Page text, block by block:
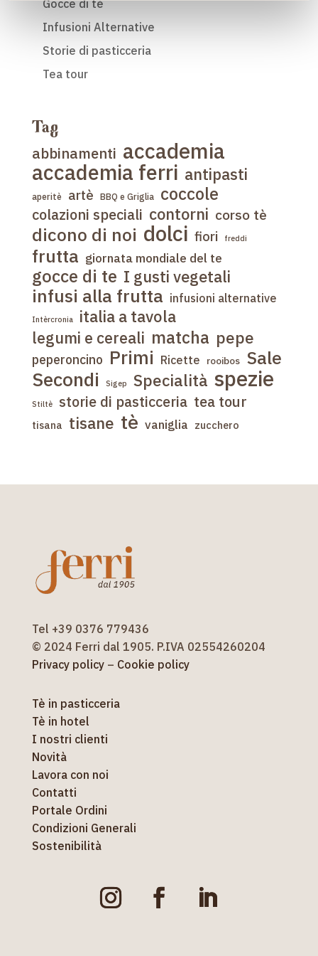
Gocce di tè
Infusioni Alternative
Storie di pasticceria
Tea tour
Tag
abbinamenti accademia
accademia ferri antipasti
aperitè artè BBQ e Griglia coccole
colazioni speciali contorni corso tè
dicono di noi dolci fiori freddi
frutta giornata mondiale del te
gocce di te I gusti vegetali
infusi alla frutta infusioni alternative
Intèrcronia italia a tavola
legumi e cereali matcha pepe
peperoncino Primi Ricette rooibos Sale
Secondi Sigep Specialità spezie
Stiltè storie di pasticceria tea tour
tisana tisane tè vaniglia zucchero
Tel +39 0376 779436
© 2024 Ferri dal 1905. P.IVA 02554260204
Privacy policy– Cookie policy
Tè in pasticceria
Tè in hotel
I nostri clienti
Novità
Lavora con noi
Contatti
Portale Ordini
Condizioni Generali
Sostenibilità